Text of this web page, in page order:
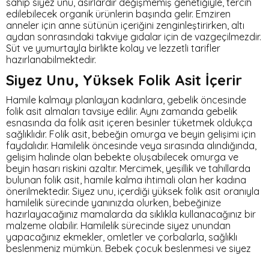
sahip siyez unu, asırlardır değişmemiş genetiğiyle, tercih
edilebilecek organik ürünlerin başında gelir. Emziren
anneler için anne sütünün içeriğini zenginleştirirken, altı
aydan sonrasındaki takviye gıdalar için de vazgeçilmezdir.
Süt ve yumurtayla birlikte kolay ve lezzetli tarifler
hazırlanabilmektedir.
Siyez Unu, Yüksek Folik Asit İçerir
Hamile kalmayı planlayan kadınlara, gebelik öncesinde
folik asit almaları tavsiye edilir. Aynı zamanda gebelik
esnasında da folik asit içeren besinler tüketmek oldukça
sağlıklıdır. Folik asit, bebeğin omurga ve beyin gelişimi için
faydalıdır. Hamilelik öncesinde veya sırasında alındığında,
gelişim halinde olan bebekte oluşabilecek omurga ve
beyin hasarı riskini azaltır. Mercimek, yeşillik ve tahıllarda
bulunan folik asit, hamile kalma ihtimali olan her kadına
önerilmektedir. Siyez unu, içerdiği yüksek folik asit oranıyla
hamilelik sürecinde yanınızda olurken, bebeğinize
hazırlayacağınız mamalarda da sıklıkla kullanacağınız bir
malzeme olabilir. Hamilelik sürecinde siyez unundan
yapacağınız ekmekler, omletler ve çorbalarla, sağlıklı
beslenmeniz mümkün. Bebek çocuk beslenmesi ve siyez